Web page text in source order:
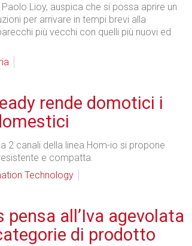
Lioy, auspica che si possa aprire un
per arrivare in tempi brevi alla
più vecchi con quelli più nuovi ed
rende domotici i
2 canali della linea Hom-io si propone
e compatta.
Technology
pensa all’Iva agevolata
di prodotto